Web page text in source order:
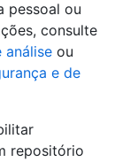
pessoal ou
consulte
análise ou
e de
repositório